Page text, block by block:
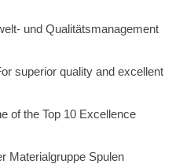
und Qualitätsmanagement
superior quality and excellent
of the Top 10 Excellence
Materialgruppe Spulen